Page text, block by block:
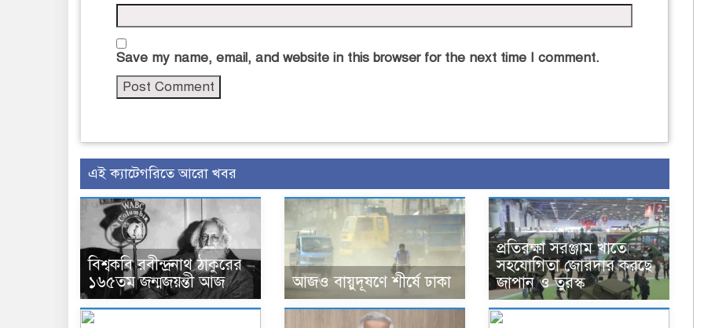
Save my name, email, and website in this browser for the next time I comment.
এই ক্যাটেগরিতে আরো খবর
বিশ্বকবি রবীন্দ্রনাথ ঠাকুরের
১৬৫তম জন্মজয়ন্তী আজ
আজও বায়ুদূষণে শীর্ষে ঢাকা
প্রতিরক্ষা সরঞ্জাম খাতে
সহযোগিতা জোরদার করছে
জাপান ও তুরস্ক